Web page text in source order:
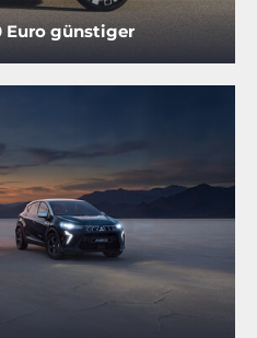
Euro günstiger